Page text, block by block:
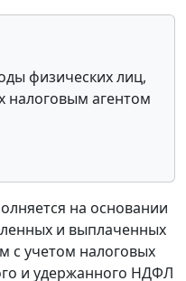
физических лиц,
налоговым агентом
на основании
и выплаченных
с учетом налоговых
и удержанного НДФЛ